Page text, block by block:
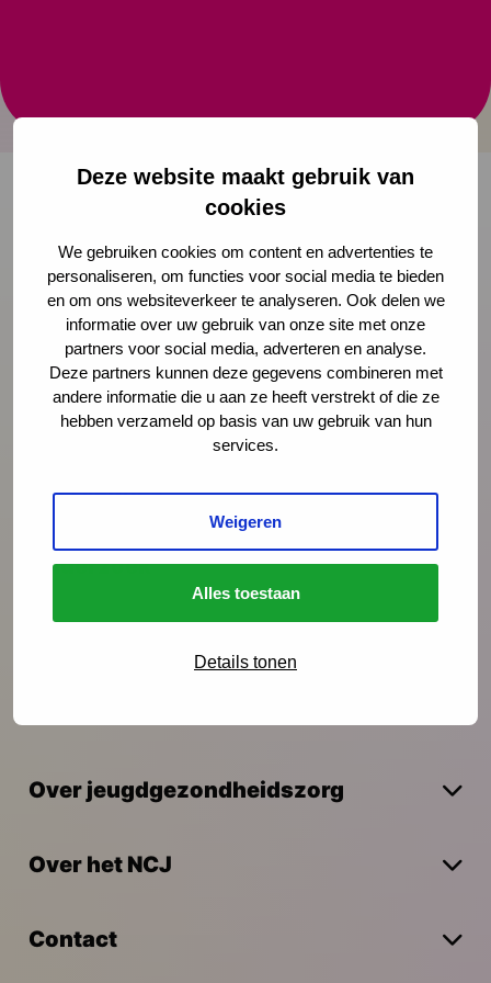
Deze website maakt gebruik van
cookies
We gebruiken cookies om content en advertenties te
personaliseren, om functies voor social media te bieden
en om ons websiteverkeer te analyseren. Ook delen we
informatie over uw gebruik van onze site met onze
partners voor social media, adverteren en analyse.
Deze partners kunnen deze gegevens combineren met
andere informatie die u aan ze heeft verstrekt of die ze
hebben verzameld op basis van uw gebruik van hun
services.
Weigeren
Alles toestaan
Details tonen
leesvaardigheid & het leergedrag van het jonge kind.
Onze nieuwsbrief ontvangen?
Schrijf je in
Preventie
Interventies
Onderzoek
Over jeugdgezondheidszorg
Over het NCJ
Contact